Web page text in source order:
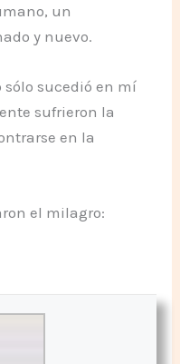
un
y nuevo.
sólo sucedió en mí
sufrieron la
en la
el milagro: